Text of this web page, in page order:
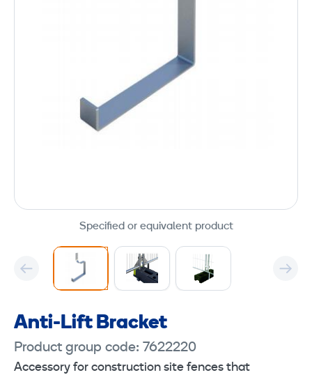
Specified or equivalent product
Anti-Lift Bracket
Product group code: 7622220
Accessory for construction site fences that